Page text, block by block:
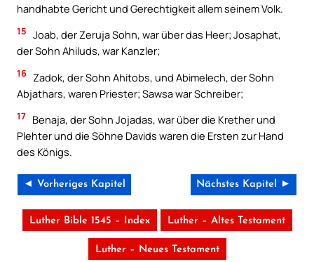
handhabte Gericht und Gerechtigkeit allem seinem Volk.
15 Joab, der Zeruja Sohn, war über das Heer; Josaphat,
der Sohn Ahiluds, war Kanzler;
16 Zadok, der Sohn Ahitobs, und Abimelech, der Sohn
Abjathars, waren Priester; Sawsa war Schreiber;
17 Benaja, der Sohn Jojadas, war über die Krether und
Plehter und die Söhne Davids waren die Ersten zur Hand
des Königs.
◄ Vorheriges Kapitel Nächstes Kapitel ►
Luther Bible 1545 – Index Luther – Altes Testament
Luther – Neues Testament